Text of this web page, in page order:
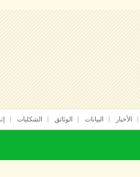
الأخبار البيانات الوثائق الشكليات